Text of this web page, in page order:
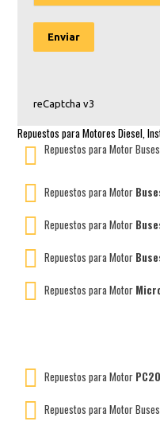
Enviar
reCaptcha v3
Repuestos para Motores Diesel,
Repuestos para Motor
Repuestos para Motor
Repuestos para Motor
Repuestos para Motor
Repuestos para Motor
Repuestos para Motor
Repuestos para Motor